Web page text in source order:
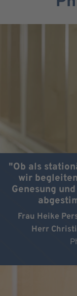
"Ob als
wir
Genesung
Frau Heike
Herr